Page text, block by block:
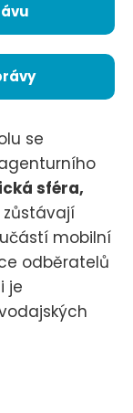
se
sféra,
zůstávají
mobilní
odběratelů
je